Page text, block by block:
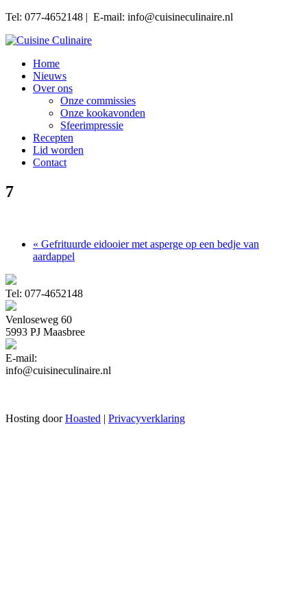
Tel: 077-4652148 | E-mail: info@cuisineculinaire.nl
Home
Nieuws
Over ons
Onze commissies
Onze kookavonden
Sfeerimpressie
Recepten
Lid worden
Contact
7
« Gefrituurde eidooier met asperge op een bedje van
aardappel
Tel: 077-4652148
Venloseweg 60
5993 PJ Maasbree
E-mail:
info@cuisineculinaire.nl
Hosting doorHoasted | Privacyverklaring